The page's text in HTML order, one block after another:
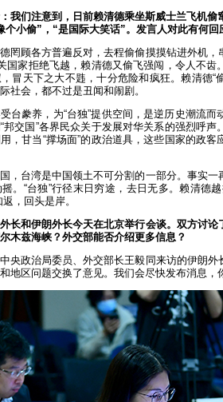
：我们注意到，日前赖清德乘坐斯威士兰飞机
个小偷”，“是国际大笑话”。发言人对此有何回
罔顾各方普遍反对，去程偷偷摸摸钻进外机，
国家拒绝飞越，赖清德又偷飞强闯，令人不
冒天下之大不韪，十分危险和疯狂。赖清德“
社会，都不过是丑闻和闹剧。
台豢养，为“台独”提供空间，是逆历史潮流而
邦交国”各界民众关于发展对华关系的强烈呼
，甘当“撑场面”的政治道具，这些国家的政
，台湾是中国领土不可分割的一部分。事实一
。“台独”行径末日穷途，去日无多。赖清德
，回头是岸。
长和伊朗外长今天在北京举行会谈。双方讨
木兹海峡？外交部能否介绍更多信息？
央政治局委员、外交部长王毅同来访的伊朗外
地区问题交换了意见。我们会尽快发布消息，